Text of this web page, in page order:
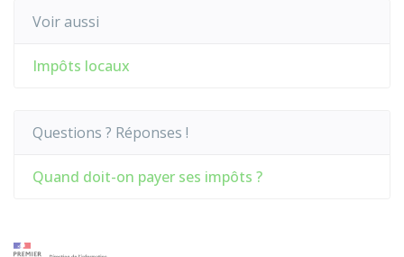
Voir aussi
Impôts locaux
Questions ? Réponses !
Quand doit-on payer ses impôts ?